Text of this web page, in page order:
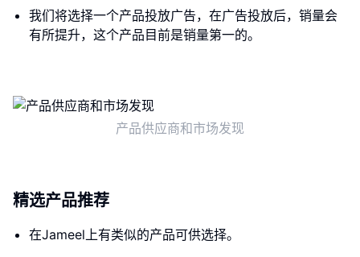
我们将选择一个产品投放广告，在广告投放后，销量会
有所提升，这个产品目前是销量第一的。
产品供应商和市场发现
精选产品推荐
在Jameel上有类似的产品可供选择。